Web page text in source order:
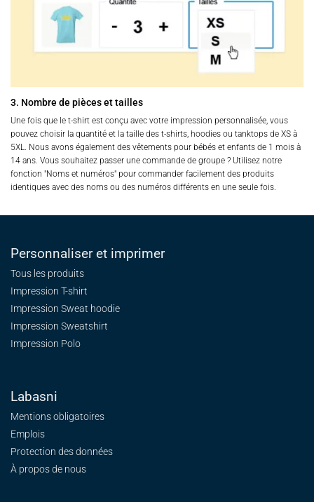
3. Nombre de pièces et tailles
Une fois que le t-shirt est conçu avec votre impression personnalisée, vous
pouvez choisir la quantité et la taille des t-shirts, hoodies ou tanktops de XS à
5XL. Nous avons également des vêtements pour bébés et enfants de 1 mois à
14 ans. Vous souhaitez passer une commande de groupe ? Utilisez notre
fonction "Noms et numéros" pour commander facilement des produits
identiques avec des noms ou des numéros différents en une seule fois.
Personnaliser et imprimer
Tous les produits
Impression T-shirt
Impression Sweat hoodie
Impression Sweatshirt
Impression Polo
Labasni
Mentions obligatoires
Emplois
Protection des données
À propos de nous